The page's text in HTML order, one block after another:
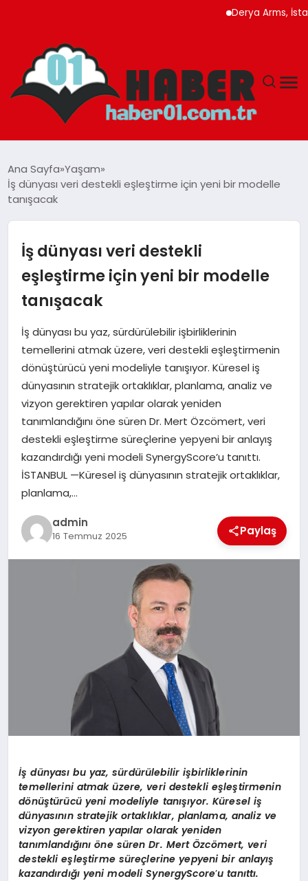
Derya Arms,
ADANA
GÜNDEM
MAGAZIN
EĞITIM
TEKNOLOJI
Ana Sayfa Yaşam
İş dünyası veri destekli eşleştirme için yeni bir modelle
tanışacak
İş dünyası veri destekli
eşleştirme için yeni bir modelle
tanışacak
İş dünyası bu yaz, sürdürülebilir işbirliklerinin
temellerini atmak üzere, veri destekli eşleştirmenin
dönüştürücü yeni modeliyle tanışıyor. Küresel iş
dünyasının stratejik ortaklıklar, planlama, analiz ve
vizyon gerektiren yapılar olarak yeniden
tanımlandığını öne süren Dr. Mert Özcömert, veri
destekli eşleştirme süreçlerine yepyeni bir anlayış
kazandırdığı yeni modeli SynergyScore’u tanıttı.
İSTANBUL —Küresel iş dünyasının stratejik ortaklıklar,
planlama,…
admin
16 Temmuz 2025 Paylaş
İş dünyası bu yaz, sürdürülebilir işbirliklerinin
temellerini atmak üzere, veri destekli eşleştirmenin
dönüştürücü yeni modeliyle tanışıyor. Küresel iş
dünyasının stratejik ortaklıklar, planlama, analiz ve
vizyon gerektiren yapılar olarak yeniden
tanımlandığını öne süren Dr. Mert Özcömert, veri
destekli eşleştirme süreçlerine yepyeni bir anlayış
kazandırdığı yeni modeliSynergyScore’u tanıttı.